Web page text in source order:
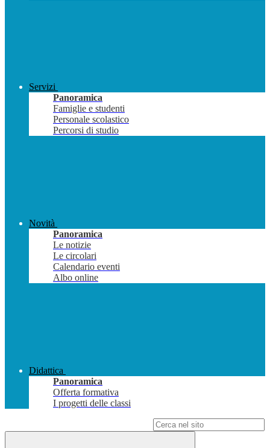
Servizi
Panoramica
Famiglie e studenti
Personale scolastico
Percorsi di studio
Novità
Panoramica
Le notizie
Le circolari
Calendario eventi
Albo online
Didattica
Panoramica
Offerta formativa
I progetti delle classi